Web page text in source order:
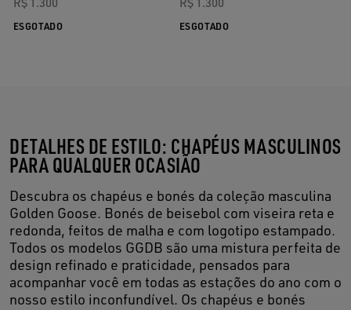
ESGOTADO ESGOTADO
DETALHES DE ESTILO: CHAPÉUS MASCULINOS
PARA QUALQUER OCASIÃO
Descubra os chapéus e bonés da coleção masculina
Golden Goose. Bonés de beisebol com viseira reta e
redonda, feitos de malha e com logotipo estampado.
Todos os modelos GGDB são uma mistura perfeita de
design refinado e praticidade, pensados para
acompanhar você em todas as estações do ano com o
nosso estilo inconfundível. Os chapéus e bonés